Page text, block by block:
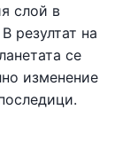
слой в
резултат на
се
изменение